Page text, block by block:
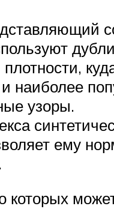
наиболее
узоры.
ему
которых